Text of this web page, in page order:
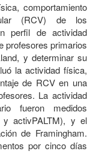
comportamiento
(RCV) de los
perfil de actividad
profesores primarios
y determinar su
la actividad física,
de RCV en una
La actividad
fueron medidos
y activPALTM), y el
de Framingham.
por cinco días